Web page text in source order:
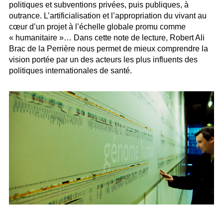
politiques et subventions privées, puis publiques, à
outrance. L’artificialisation et l’appropriation du vivant au
cœur d’un projet à l’échelle globale promu comme
« humanitaire »… Dans cette note de lecture, Robert Ali
Brac de la Perrière nous permet de mieux comprendre la
vision portée par un des acteurs les plus influents des
politiques internationales de santé.